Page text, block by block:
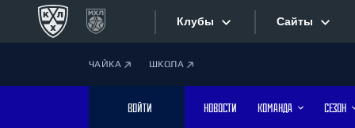
Клубы
Дивизион Боброва
Сайты
ЧАЙКА ШКОЛА
ВОЙТИ НОВОСТИ КОМАНДА СЕЗОН